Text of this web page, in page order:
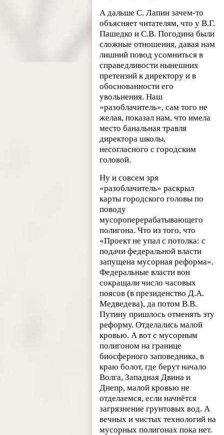
А дальше С. Лапин зачем-то
объясняет читателям, что у В.Г.
Пашедко и С.В. Погодина были
сложные отношения, давая нам
лишний повод усомниться в
справедливости нынешних
претензий к директору и в
обоснованности его
увольнения. Наш
«разоблачитель», сам того не
желая, показал нам, что имела
место банальная травля
директора школы,
несогласного с городским
головой.
Ну и совсем зря
«разоблачитель» раскрыл
карты городского головы по
поводу
мусороперерабатывающего
полигона. Что из того, что
«Проект не упал с потолка: с
подачи федеральной власти
запущена мусорная реформа».
Федеральные власти вон
сокращали число часовых
поясов (в президенство Д.А.
Медведева), да потом В.В.
Путину пришлось отменять эту
реформу. Отделались малой
кровью. А вот с мусорным
полигоном на границе
биосферного заповедника, в
краю болот, где берут начало
Волга, Западная Двина и
Днепр, малой кровью не
отделаемся, если начнётся
загрязнение грунтовых вод. А
вечных и чистых технологий на
мусорных полигонах пока нет.